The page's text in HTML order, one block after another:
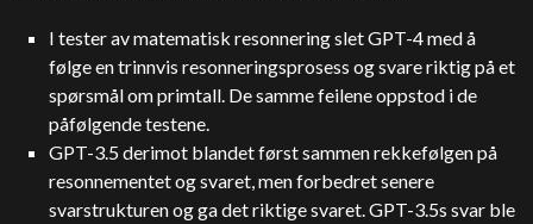
I tester av matematisk resonnering slet GPT-4 med å
følge en trinnvis resonneringsprosess og svare riktig på et
spørsmål om primtall. De samme feilene oppstod i de
påfølgende testene.
GPT-3.5 derimot blandet først sammen rekkefølgen på
resonnementet og svaret, men forbedret senere
svarstrukturen og ga det riktige svaret. GPT-3.5s svar ble